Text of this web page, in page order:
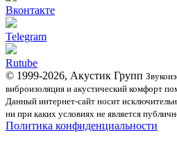
Вконтакте
Telegram
Rutube
© 1999-2026, Акустик Групп
виброизоляция и акустический комфорт
Данный интернет-сайт носит
ни при каких условиях не является
Политика конфиденциальности